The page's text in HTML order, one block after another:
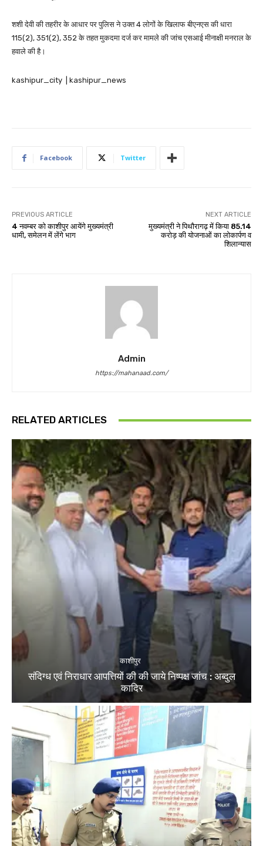
शशी देवी की तहरीर के आधार पर पुलिस ने उक्त 4 लोगों के खिलाफ बीएनएस की धारा
115(2), 351(2), 352 के तहत मुकदमा दर्ज कर मामले की जांच एसआई मीनाक्षी मनराल के
हवाले की है।
kashipur_city | kashipur_news
Facebook Twitter
PREVIOUS ARTICLE
4 नवम्बर को काशीपुर आयेंगे मुख्यमंत्री
धामी, समेलन में लेंगे भाग
NEXT ARTICLE
मुख्यमंत्री ने पिथौरागढ़ में किया 85.14
करोड़ की योजनाओं का लोकार्पण व
शिलान्यास
Admin
https://mahanaad.com/
RELATED ARTICLES
काशीपुर
संदिग्ध एवं निराधार आपत्तियों की की जाये निष्पक्ष जांच : अब्दुल
कादिर